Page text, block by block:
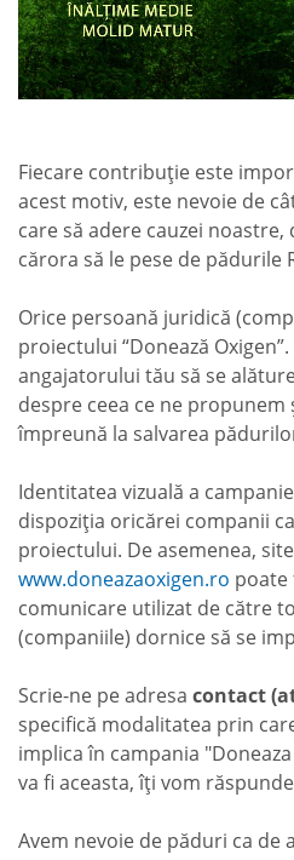
Fiecare contribuție este
acest motiv, este nevoie de
care să adere cauzei
cărora să le pese de pădurile
Orice persoană juridică
proiectului “Donează Oxigen”.
angajatorului tău să se
despre ceea ce ne
împreună la salvarea
Identitatea vizuală a
dispoziţia oricărei companii
proiectului. De asemenea,
www.doneazaoxigen.ro poate
comunicare utilizat de către
(companiile) dornice să se
Scrie-ne pe adresa contact
specifică modalitatea prin
implica în campania
va fi aceasta, îți vom
Avem nevoie de păduri ca de